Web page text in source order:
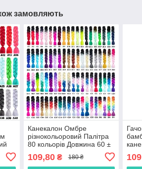
замовляють
Канекалон Омбре
різнокольоровий Палітра
80 кольорів Довжина 60 ±
Термостійкий коса Jumbo
109,80₴ 180 ₴ 109